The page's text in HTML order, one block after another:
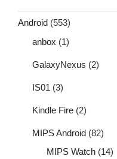
Android (553)
anbox (1)
GalaxyNexus (2)
IS01 (3)
Kindle Fire (2)
MIPS Android (82)
MIPS Watch (14)